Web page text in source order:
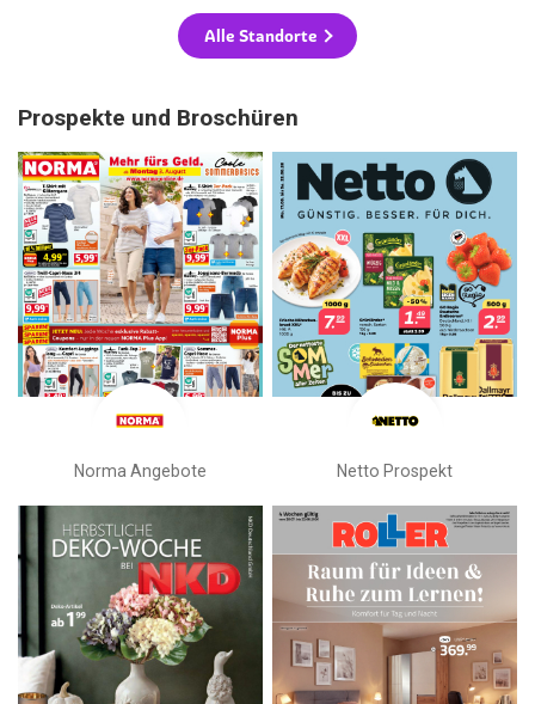
Alle Standorte
Prospekte und Broschüren
Norma Angebote Netto Prospekt